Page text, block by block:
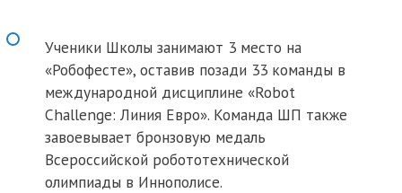
Ученики Школы занимают 3 место на
«Робофесте», оставив позади 33 команды в
международной дисциплине «Robot
Challenge: Линия Евро». Команда ШП также
завоевывает бронзовую медаль
Всероссийской робототехнической
олимпиады в Иннополисе.